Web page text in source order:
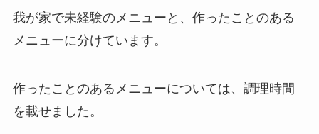
我が家で未経験のメニューと、作ったことのある
メニューに分けています。
作ったことのあるメニューについては、調理時間
を載せました。